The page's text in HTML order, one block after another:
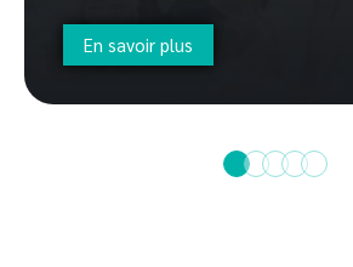
En savoir plus